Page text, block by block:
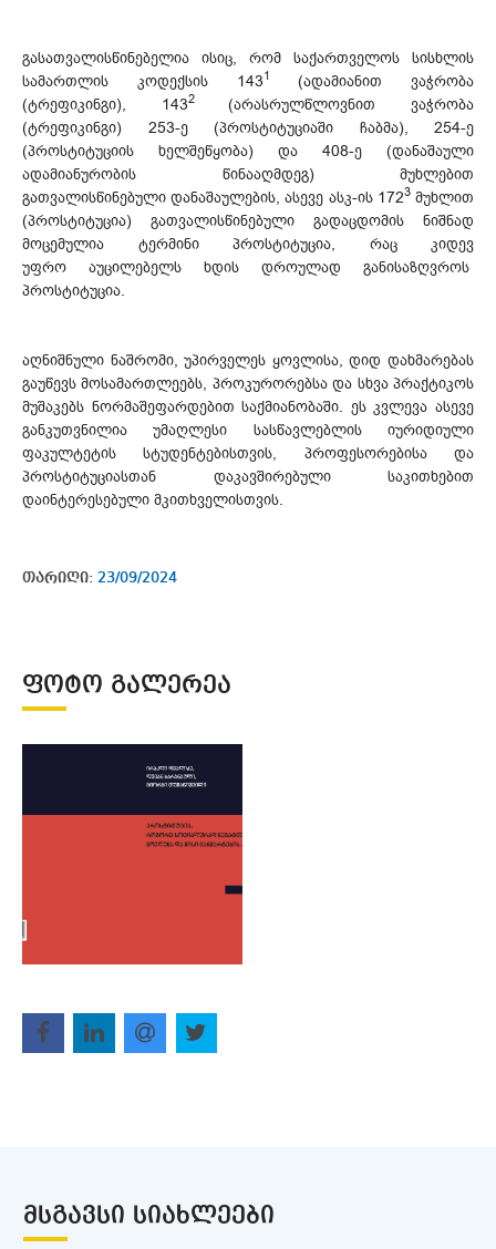
გასათვალისწინებელია ისიც, რომ საქართველოს სისხლის
სამართლის კოდექსის 1431
(ადამიანით ვაჭრობა
(ტრეფიკინგი), 1432 (არასრულწლოვნით ვაჭრობა
(ტრეფიკინგი) 253-ე (პროსტიტუციაში ჩაბმა), 254-ე
(პროსტიტუციის ხელშეწყობა) და 408-ე (დანაშაული
ადამიანურობის წინააღმდეგ) მუხლებით
გათვალისწინებული დანაშაულების, ასევე ასკ-ის 1723მუხლით
(პროსტიტუცია) გათვალისწინებული გადაცდომის ნიშნად
მოცემულია ტერმინი პროსტიტუცია, რაც კიდევ
უფრო აუცილებელს ხდის დროულად განისაზღვროს
პროსტიტუცია.
აღნიშნული ნაშრომი, უპირველეს ყოვლისა, დიდ დახმარებას
გაუწევს მოსამართლეებს, პროკურორებსა და სხვა პრაქტიკოს
მუშაკებს ნორმაშეფარდებით საქმიანობაში. ეს კვლევა ასევე
განკუთვნილია უმაღლესი სასწავლებლის იურიდიული
ფაკულტეტის სტუდენტებისთვის, პროფესორებისა და
პროსტიტუციასთან დაკავშირებული საკითხებით
დაინტერესებული მკითხველისთვის.
თარიღი: 23/09/2024
ᲤᲝᲢᲝ ᲒᲐᲚᲔᲠᲔᲐ
ᲛᲡᲒᲐᲕᲡᲘ ᲡᲘᲐᲮᲚᲔᲔᲑᲘ